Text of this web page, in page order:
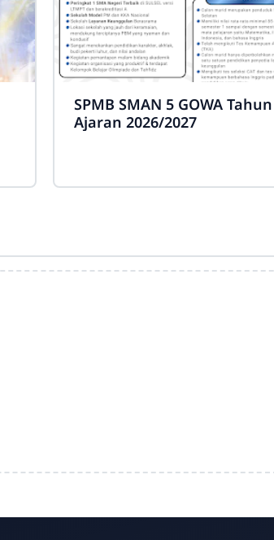
SPMB SMAN 5 GOWA Tahun
Ajaran 2026/2027